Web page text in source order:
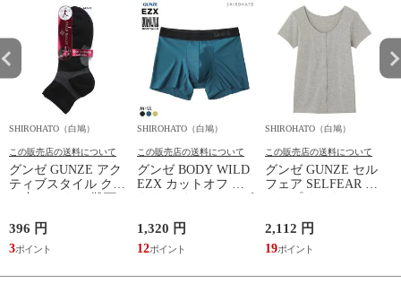
SHIROHATO（白鳩）
この販売店の送料について
グンゼ GUNZE アク
ティブスタイル クル
ソックス
396 円
3
SHIROHATO（白鳩）
この販売店の送料について
グンゼ BODY WILD
EZX カットオフ ボ
GUNZE ボディワイ
ルド イージーエック
ス
1,320 円
12
SHIROHATO（白鳩）
この販売店の送料について
グンゼ GUNZE セル
フェア SELFEAR ク
テック セルフケア
2,112 円
19